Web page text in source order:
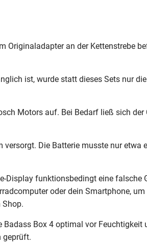
Originaladapter an der Kettenstrebe
ist, wurde statt dieses Sets nur
Motors auf. Bei Bedarf ließ sich der
Die Batterie musste nur
Display funktionsbedingt eine
oder dein Smartphone,
Box 4 optimal vor
geprüft.